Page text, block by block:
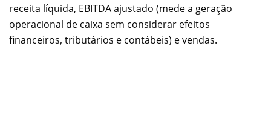
receita líquida, EBITDA ajustado (mede a geração
operacional de caixa sem considerar efeitos
financeiros, tributários e contábeis) e vendas.